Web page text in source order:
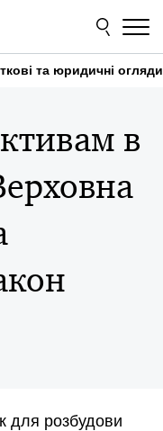
та юридичні огляди
в
для розбудови